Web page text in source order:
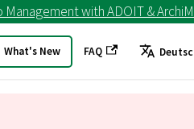
with ADOIT &
What's New FAQ